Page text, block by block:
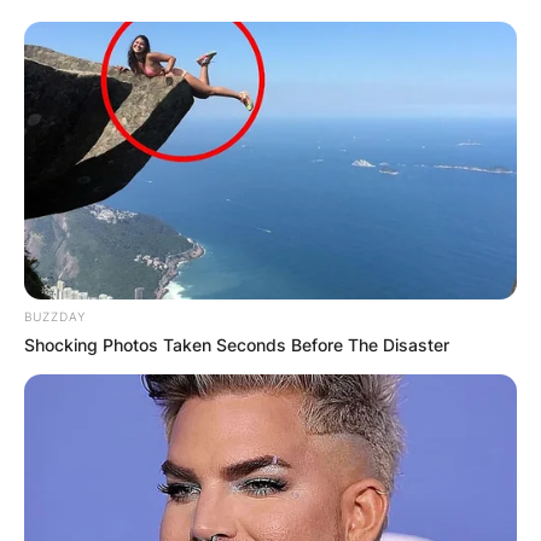
фарми се отворија, но и се затворија. Некои
опстанаа, но успешноста и опстојувањето
зависат многу од тој што ја води идејата,
колку е упорен и искрен во намерите. Не
секогаш профитот и парите се главен
двигател на одредена идеја. Ова би го
споредил со едно уметничко дело. Дали
ако некој ви каже, ви порача, да нацртате
врвно уметничко дело и за тоа ви даде на
пример милион евра… дали тоа со гаранција
ќе бидне уметничко дел? Можеби да,
можеби не… Но доколку нешто работите со
многу љубов, знаење, внимание,
посветеност, и тоа е плус оригинално,
убаво, полезно, фасцинантно, автентично и
BUZZDAY
Shocking Photos Taken Seconds Before The Disaster